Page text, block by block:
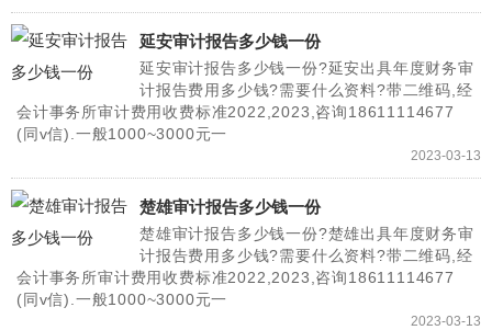
延安审计报告多少钱一份
延安审计报告多少钱一份?延安出具年度财务审
计报告费用多少钱?需要什么资料?带二维码,经
会计事务所审计费用收费标准2022,2023,咨询18611114677
(同v信).一般1000~3000元一
2023-03-13
楚雄审计报告多少钱一份
楚雄审计报告多少钱一份?楚雄出具年度财务审
计报告费用多少钱?需要什么资料?带二维码,经
会计事务所审计费用收费标准2022,2023,咨询18611114677
(同v信).一般1000~3000元一
2023-03-13